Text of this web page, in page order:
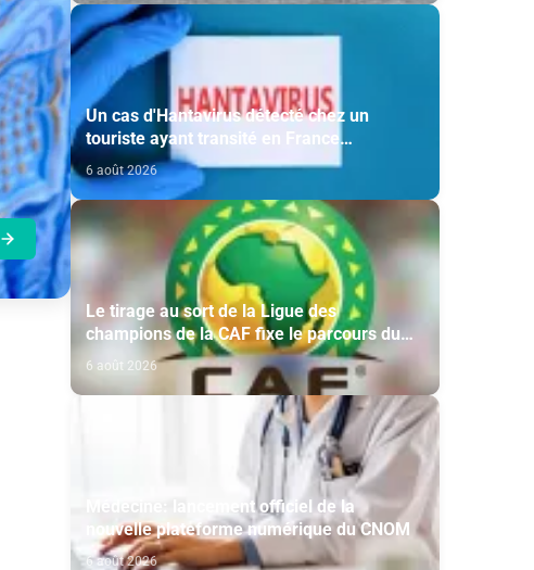
Un cas d'Hantavirus détecté chez un
touriste ayant transité en France
(ministère)
6 août 2026
Le tirage au sort de la Ligue des
champions de la CAF fixe le parcours du
Maghreb de Fès et de la RS Berkane
6 août 2026
Médecine: lancement officiel de la
nouvelle plateforme numérique du CNOM
6 août 2026